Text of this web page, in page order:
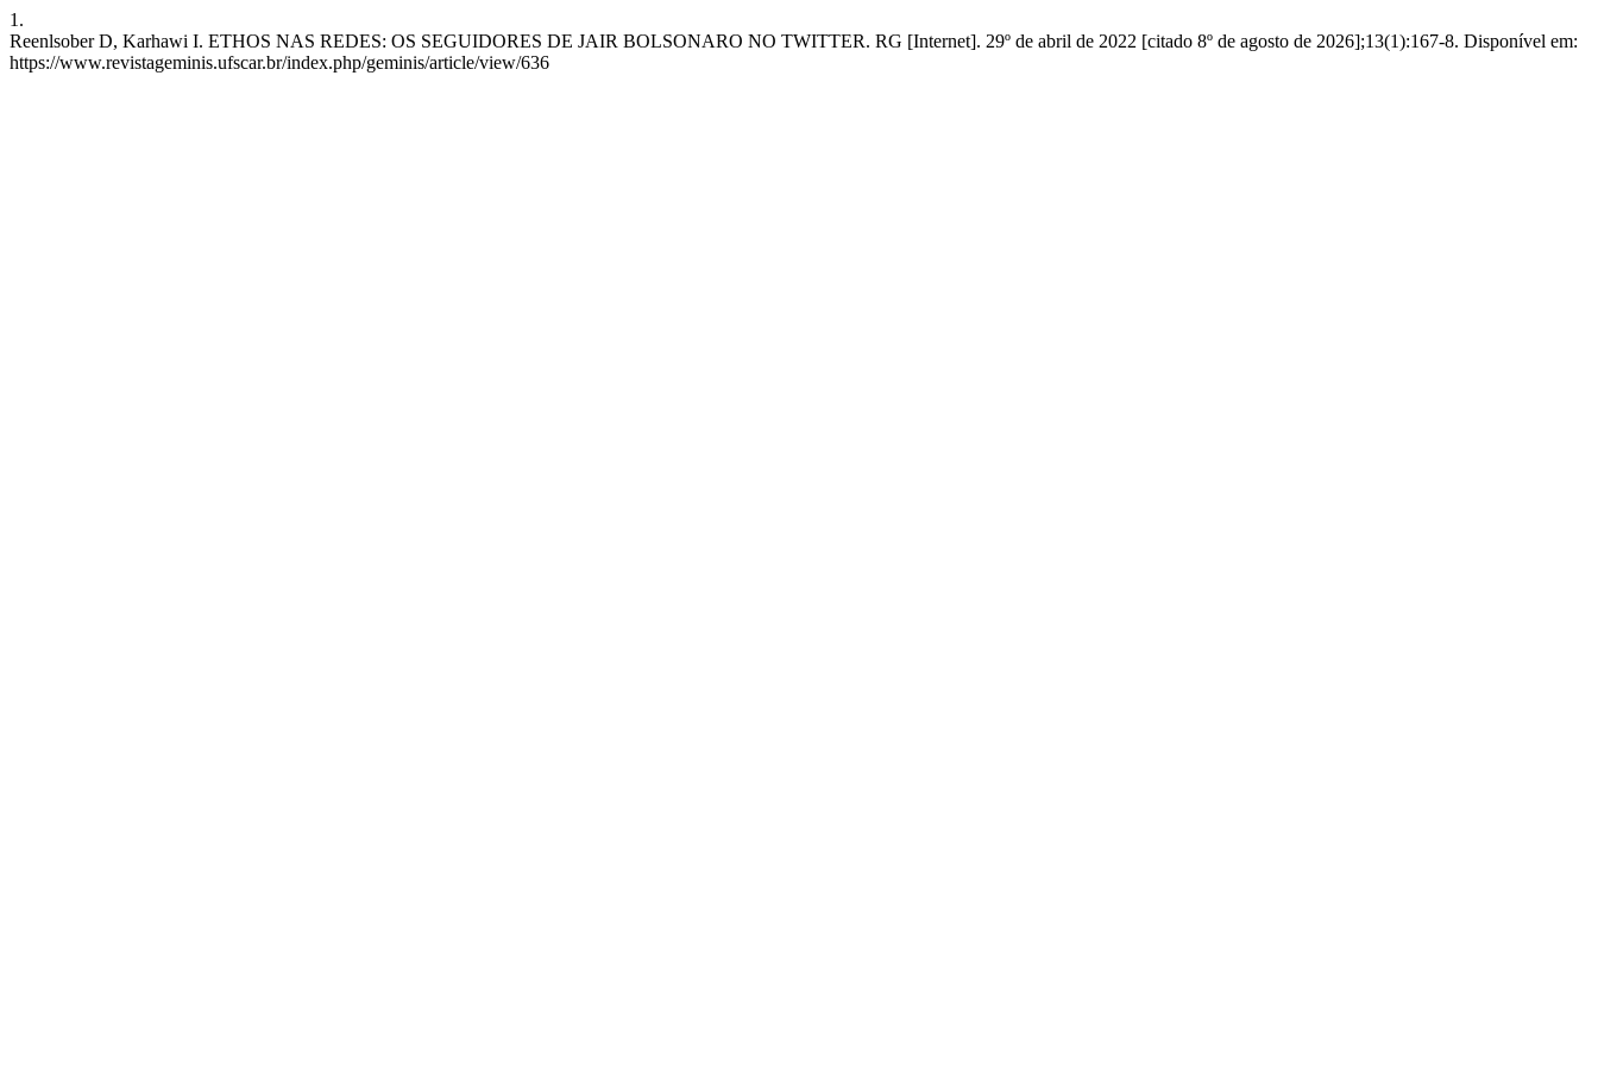
1.
Reenlsober D, Karhawi I. ETHOS NAS REDES: OS SEGUIDORES DE JAIR BOLSONARO NO TWITTER. RG [Internet]. 29º de abril de 2022 [citado 8º de agosto de 2026];13(1):167-8. Disponível em:
https://www.revistageminis.ufscar.br/index.php/geminis/article/view/636